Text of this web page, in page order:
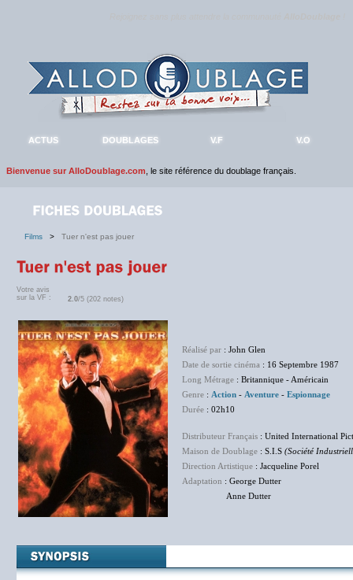
ACTUS DOUBLAGES V.F V.O
Bienvenue sur AlloDoublage.com , le site référence du doublage français.
Films > Tuer n'est pas jouer
Votre avis
sur la VF :
2.0/5 (202 notes)
Réalisé par : John Glen
Date de sortie cinéma : 16 Septembre 1987
Long Métrage : Britannique - Américain
Genre : Action - Aventure - Espionnage
Durée : 02h10
Distributeur Français : United International
Maison de Doublage : S.I.S (Société
Direction Artistique : Jacqueline Porel
Adaptation : George Dutter
Anne Dutter